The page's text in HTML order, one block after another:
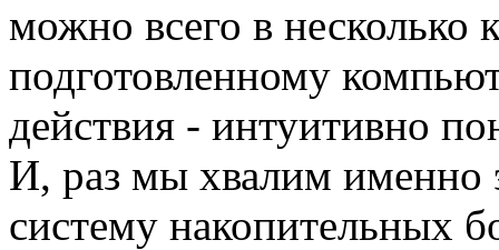
можно всего в
подготовленному
действия - интуитивно
И, раз мы хвалим именно
систему накопительных